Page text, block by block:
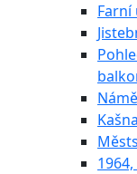
Farní